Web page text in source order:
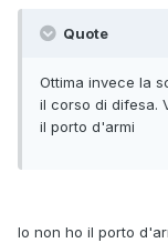
Quote
Ottima invece la
il corso di difesa.
il porto d'armi
Io non ho il porto